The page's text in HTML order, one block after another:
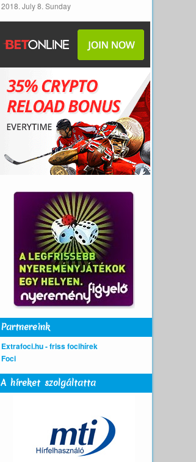
2018. July 8. Sunday
Partnereink
Extrafoci.hu - friss focihírek
Foci
A híreket szolgáltatta